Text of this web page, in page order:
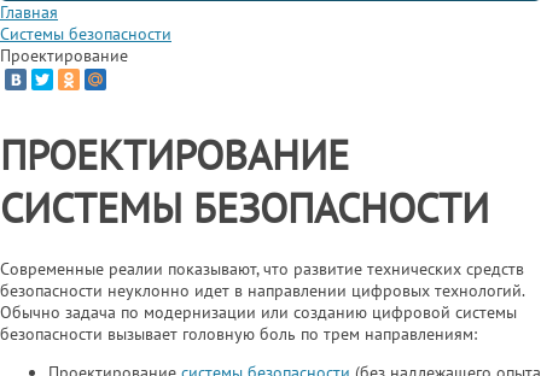
Главная
Системы безопасности
Проектирование
ПРОЕКТИРОВАНИЕ
СИСТЕМЫ БЕЗОПАСНОСТИ
Современные реалии показывают, что развитие технических средств
безопасности неуклонно идет в направлении цифровых технологий.
Обычно задача по модернизации или созданию цифровой системы
безопасности вызывает головную боль по трем направлениям: